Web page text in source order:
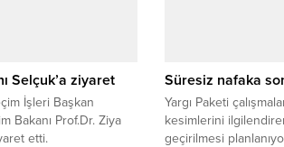
Selçuk’a ziyaret
İşleri Başkan
Bakanı Prof.Dr. Ziya
etti.
Süresiz nafaka
Yargı Paketi
kesimlerini
geçirilmesi